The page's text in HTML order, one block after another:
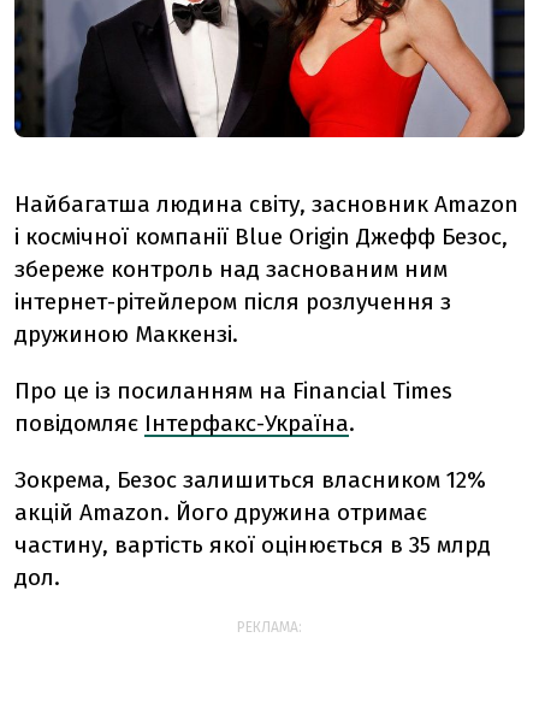
Найбагатша людина світу, засновник Amazon
і космічної компанії Blue Origin Джефф Безос,
збереже контроль над заснованим ним
інтернет-рітейлером після розлучення з
дружиною Маккензі.
Про це із посиланням на Financial Times
повідомляє Інтерфакс-Україна.
Зокрема, Безос залишиться власником 12%
акцій Amazon. Його дружина отримає
частину, вартість якої оцінюється в 35 млрд
дол.
РЕКЛАМА: